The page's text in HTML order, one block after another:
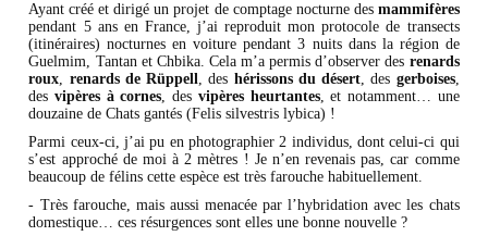
Ayant créé et dirigé un projet de comptage nocturne des mammifères
pendant 5 ans en France, j’ai reproduit mon protocole de transects
(itinéraires) nocturnes en voiture pendant 3 nuits dans la région de
Guelmim, Tantan et Chbika. Cela m’a permis d’observer des renards
roux, renards de Rüppell, des hérissons du désert, des gerboises,
desvipères à cornes, des vipères heurtantes, et notamment… une
douzaine de Chats gantés (Felis silvestris lybica) !
Parmi ceux-ci, j’ai pu en photographier 2 individus, dont celui-ci qui
s’est approché de moi à 2 mètres ! Je n’en revenais pas, car comme
beaucoup de félins cette espèce est très farouche habituellement.
- Très farouche, mais aussi menacée par l’hybridation avec les chats
domestique… ces résurgences sont elles une bonne nouvelle ?